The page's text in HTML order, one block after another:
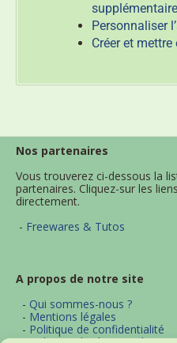
Personnaliser
Créer et mettre
Nos partenaires
Vous trouverez ci-dessous la
partenaires. Cliquez-sur les
directement.
- Freewares & Tutos
A propos de notre site
- Qui sommes-nous ?
- Mentions légales
- Politique de confidentialité